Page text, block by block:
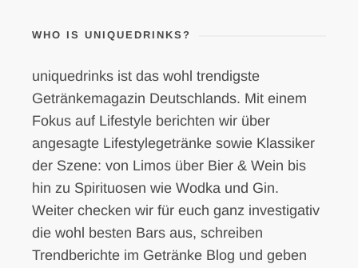
WHO IS UNIQUEDRINKS?
uniquedrinks ist das wohl trendigste
Getränkemagazin Deutschlands. Mit einem
Fokus auf Lifestyle berichten wir über
angesagte Lifestylegetränke sowie Klassiker
der Szene: von Limos über Bier & Wein bis
hin zu Spirituosen wie Wodka und Gin.
Weiter checken wir für euch ganz investigativ
die wohl besten Bars aus, schreiben
Trendberichte im Getränke Blog und geben